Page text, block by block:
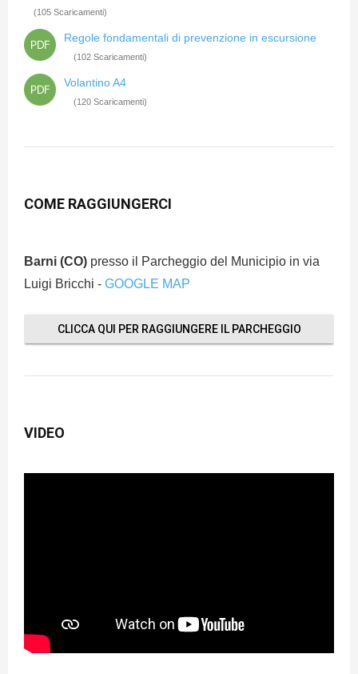
(105 Scaricamenti)
Regole fondamentali di prevenzione in escursione
(102 Scaricamenti)
Volantino A4
(120 Scaricamenti)
COME RAGGIUNGERCI
Barni (CO) presso il Parcheggio del Municipio in via
Luigi Bricchi - GOOGLE MAP
CLICCA QUI PER RAGGIUNGERE IL PARCHEGGIO
VIDEO